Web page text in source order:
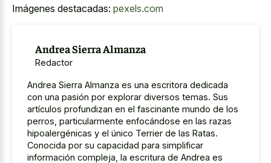
Imágenes destacadas: pexels.com
Andrea Sierra Almanza
Redactor
Andrea Sierra Almanza es una escritora dedicada
con una pasión por explorar diversos temas. Sus
artículos profundizan en el fascinante mundo de los
perros, particularmente enfocándose en las razas
hipoalergénicas y el único Terrier de las Ratas.
Conocida por su capacidad para simplificar
información compleja, la escritura de Andrea es